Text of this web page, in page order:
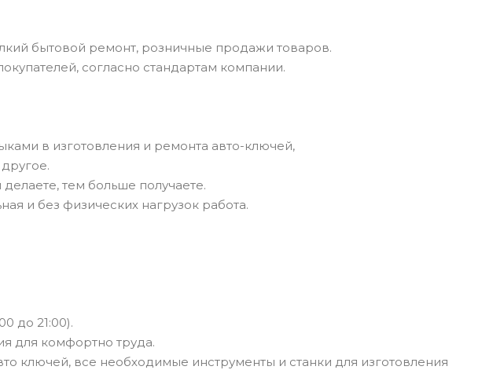
бытовой ремонт, розничные продажи товаров.
согласно стандартам компании.
в изготовления и ремонта авто-ключей,
тем больше получаете.
и без физических нагрузок работа.
до 21:00).
для комфортно труда.
ключей, все необходимые инструменты и станки для изготовления